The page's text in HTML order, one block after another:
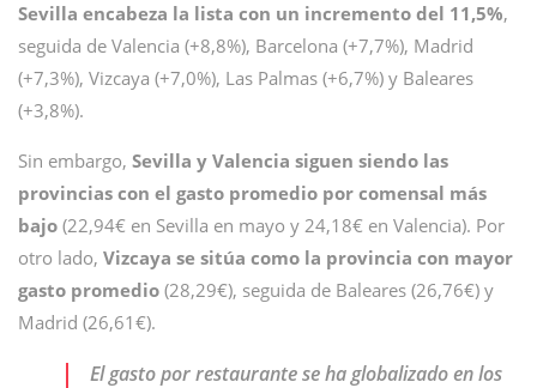
Sevilla encabeza la lista con un incremento del 11,5%,
seguida de Valencia (+8,8%), Barcelona (+7,7%), Madrid
(+7,3%), Vizcaya (+7,0%), Las Palmas (+6,7%) y Baleares
(+3,8%).
Sin embargo, Sevilla y Valencia siguen siendo las
provincias con el gasto promedio por comensal más
bajo (22,94€ en Sevilla en mayo y 24,18€ en Valencia). Por
otro lado, Vizcaya se sitúa como la provincia con mayor
gasto promedio (28,29€), seguida de Baleares (26,76€) y
Madrid (26,61€).
El gasto por restaurante se ha globalizado en los